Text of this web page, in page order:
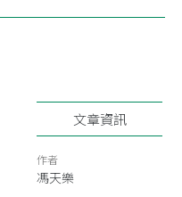
文章資訊
作者
馮天樂